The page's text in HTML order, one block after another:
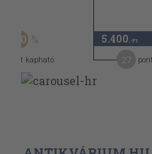
50
pont kapható
5.400 ,-Ft